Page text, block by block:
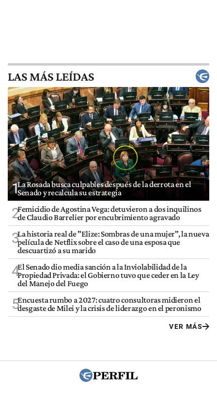
LAS MÁS LEÍDAS
1La Rosada busca culpables después de la derrota en el
Senado y recalcula su estrategia
2Femicidio de Agostina Vega: detuvieron a dos inquilinos
de Claudio Barrelier por encubrimiento agravado
3La historia real de "Elize: Sombras de una mujer", la nueva
película de Netflix sobre el caso de una esposa que
descuartizó a su marido
4El Senado dio media sanción a la Inviolabilidad de la
Propiedad Privada: el Gobierno tuvo que ceder en la Ley
del Manejo del Fuego
5Encuesta rumbo a 2027: cuatro consultoras midieron el
desgaste de Milei y la crisis de liderazgo en el peronismo
VER MÁS